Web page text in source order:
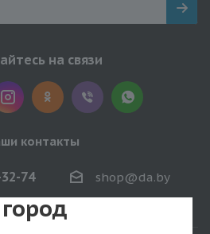
на связи
контакты
74 shop@da.by